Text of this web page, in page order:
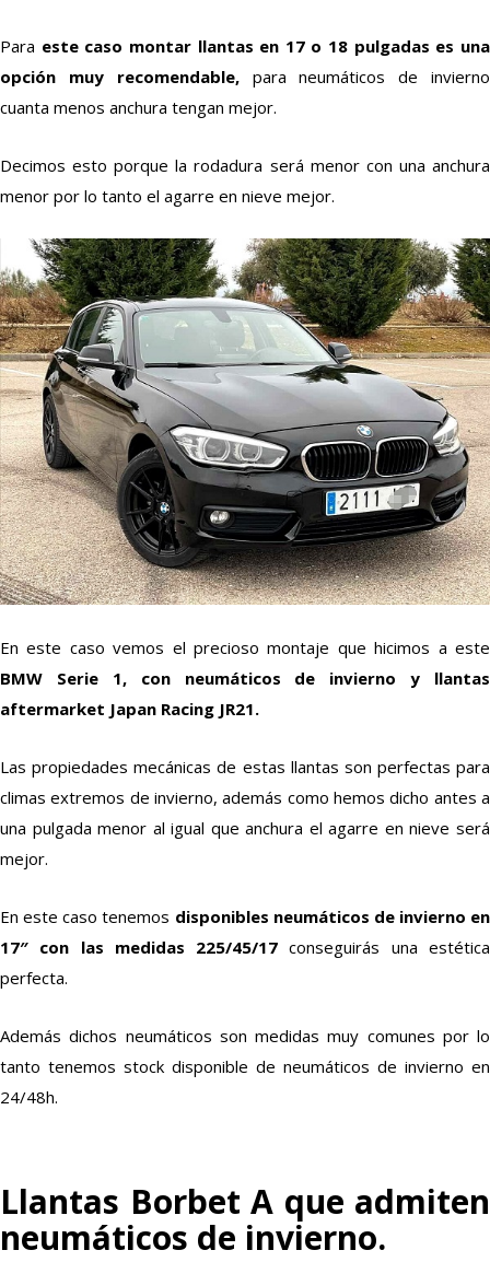
Para este caso montar llantas en 17 o 18 pulgadas es una
opción muy recomendable,para neumáticos de invierno
cuanta menos anchura tengan mejor.
Decimos esto porque la rodadura será menor con una anchura
menor por lo tanto el agarre en nieve mejor.
En este caso vemos el precioso montaje que hicimos a este
BMW Serie 1, con neumáticos de invierno y llantas
aftermarket Japan Racing JR21.
Las propiedades mecánicas de estas llantas son perfectas para
climas extremos de invierno, además como hemos dicho antes a
una pulgada menor al igual que anchura el agarre en nieve será
mejor.
En este caso tenemos disponibles neumáticos de invierno en
17″ con las medidas 225/45/17conseguirás una estética
perfecta.
Además dichos neumáticos son medidas muy comunes por lo
tanto tenemos stock disponible de neumáticos de invierno en
24/48h.
Llantas Borbet A que admiten
neumáticos de invierno.